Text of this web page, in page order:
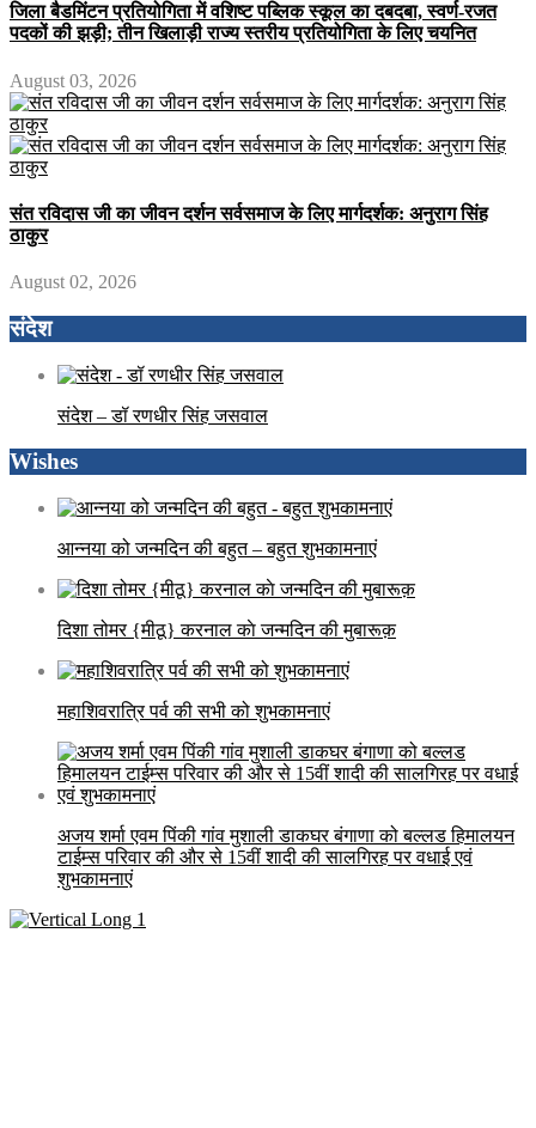
जिला बैडमिंटन प्रतियोगिता में वशिष्ट पब्लिक स्कूल का दबदबा, स्वर्ण-रजत
पदकों की झड़ी; तीन खिलाड़ी राज्य स्तरीय प्रतियोगिता के लिए चयनित
August 03, 2026
संत रविदास जी का जीवन दर्शन सर्वसमाज के लिए मार्गदर्शक: अनुराग सिंह
ठाकुर
August 02, 2026
संदेश
संदेश – डॉ रणधीर सिंह जसवाल
Wishes
आन्नया को जन्मदिन की बहुत – बहुत शुभकामनाएं
दिशा तोमर {मीठू} करनाल काे जन्मदिन की मुबारूक़
महाशिवरात्रि पर्व की सभी को शुभकामनाएं
अजय शर्मा एवम पिंकी गांव मुशाली डाकघर बंगाणा को बल्लड हिमालयन
टाईम्स परिवार की और से 15वीं शादी की सालगिरह पर वधाई एवं
शुभकामनाएं